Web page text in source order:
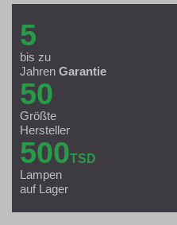
5
bis zu
Jahren Garantie
50
Größte
Hersteller
500TSD
Lampen
auf Lager